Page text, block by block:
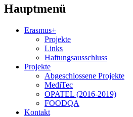
Hauptmenü
Erasmus+
Projekte
Links
Haftungsausschluss
Projekte
Abgeschlossene Projekte
MediTec
OPATEL (2016-2019)
FOODQA
Kontakt